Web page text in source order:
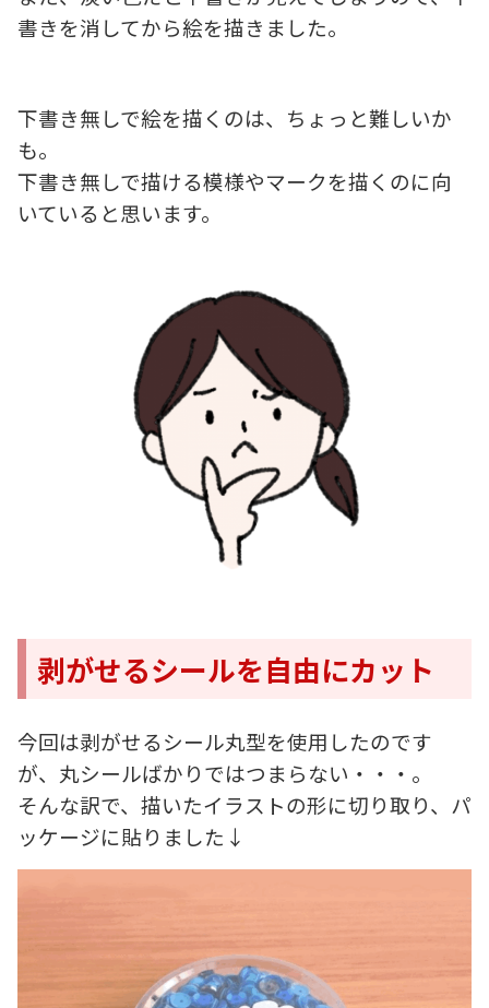
書きを消してから絵を描きました。
下書き無しで絵を描くのは、ちょっと難しいか
も。
下書き無しで描ける模様やマークを描くのに向
いていると思います。
剥がせるシールを自由にカット
今回は剥がせるシール丸型を使用したのです
が、丸シールばかりではつまらない・・・。
そんな訳で、描いたイラストの形に切り取り、パ
ッケージに貼りました↓